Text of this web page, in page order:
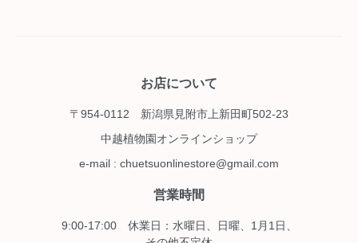
お店について
〒954-0112 新潟県見附市上新田町502-23
中越植物園オンラインショップ
e-mail : chuetsuonlinestore@gmail.com
営業時間
9:00-17:00 休業日：水曜日、日曜、1月1日、